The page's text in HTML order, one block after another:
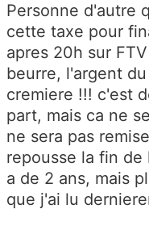
Personne d'autre
cette taxe pour
apres 20h sur
beurre, l'argent
cremiere !!! c'est
part, mais ca ne
ne sera pas
repousse la fin
a de 2 ans, mais
que j'ai lu